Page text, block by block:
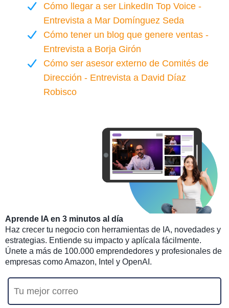
Cómo llegar a ser LinkedIn Top Voice -
Entrevista a Mar Domínguez Seda
Cómo tener un blog que genere ventas -
Entrevista a Borja Girón
Cómo ser asesor externo de Comités de
Dirección - Entrevista a David Díaz
Robisco
Aprende IA en 3 minutos al día
Haz crecer tu negocio con herramientas de IA, novedades y
estrategias. Entiende su impacto y aplícala fácilmente.
Únete a más de 100.000 emprendedores y profesionales de
empresas como Amazon, Intel y OpenAI.